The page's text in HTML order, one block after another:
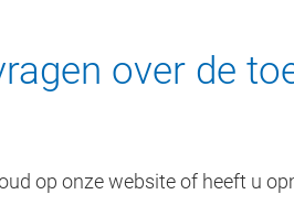
over de
op onze website of heeft u